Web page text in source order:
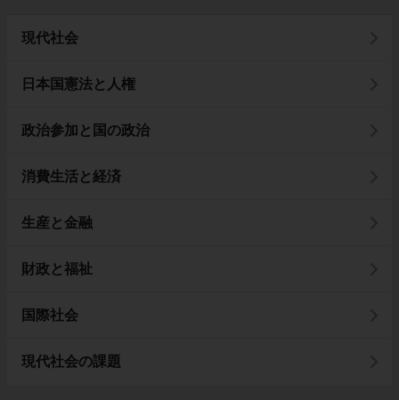
現代社会
日本国憲法と人権
政治参加と国の政治
消費生活と経済
生産と金融
財政と福祉
国際社会
現代社会の課題